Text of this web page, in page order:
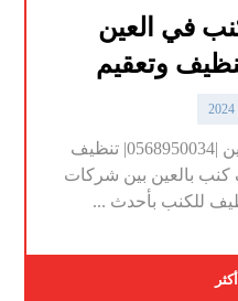
في العين
شركة تنظيف كنب في العين |0568950034| تنظيف
بالعين بين شركات
للكنب بأحدث ...